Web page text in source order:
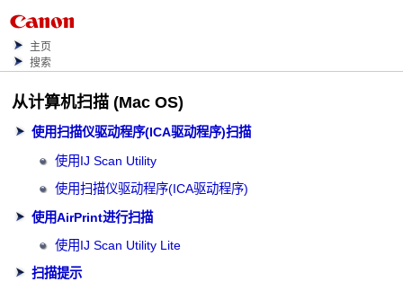
主页
搜索
从计算机扫描 (Mac OS)
使用扫描仪驱动程序(ICA驱动程序)扫描
使用IJ Scan Utility
使用扫描仪驱动程序(ICA驱动程序)
使用AirPrint进行扫描
使用IJ Scan Utility Lite
扫描提示